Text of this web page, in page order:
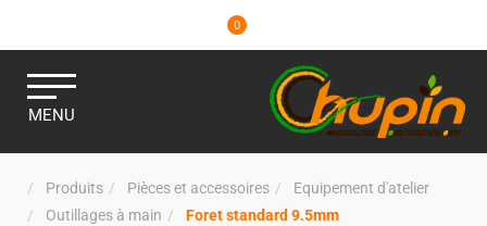
0
MENU
Produits Pièces et accessoires
Equipement d'atelier
Outillages à main
Foret standard 9.5mm